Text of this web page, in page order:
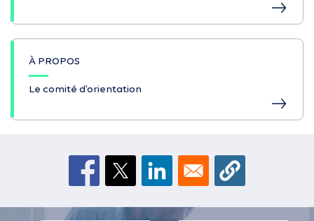
À PROPOS
Le comité d’orientation